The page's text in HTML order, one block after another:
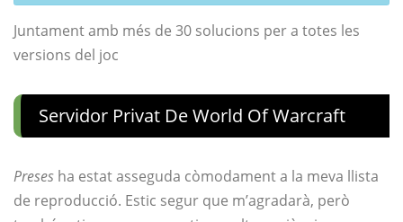
Juntament amb més de 30 solucions per a totes les
versions del joc
Servidor Privat De World Of Warcraft
Preses ha estat asseguda còmodament a la meva llista
de reproducció. Estic segur que m’agradarà, però